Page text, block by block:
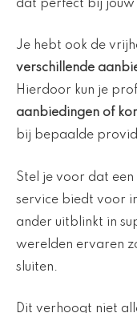
dat perfect bij jouw
Je hebt ook de
verschillende
Hierdoor kun je
aanbiedingen of
bij bepaalde
Stel je voor dat
service biedt voor
ander uitblinkt in
werelden ervaren
sluiten.
Dit verhoogt niet